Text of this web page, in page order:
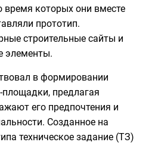
время которых они вместе
прототип.
строительные сайты и
элементы.
в формировании
предлагая
его предпочтения и
Созданное на
техническое задание (ТЗ)